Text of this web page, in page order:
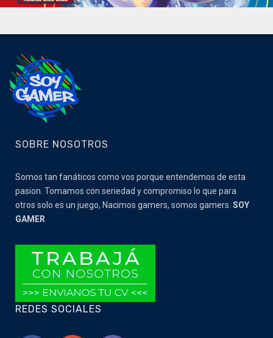
SOBRE NOSOTROS
Somos tan fanáticos como vos porque entendemos de esta
pasion. Tomamos con seriedad y compromiso lo que para
otros solo es un juego, Nacimos gamers, somos gamers. SOY
GAMER
REDES SOCIALES